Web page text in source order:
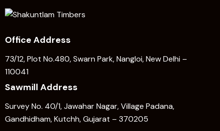
Office Address
73/12, Plot No.480, Swarn Park, Nangloi, New Delhi –
110041
Sawmill Address
Survey No. 40/1, Jawahar Nagar, Village Padana,
Gandhidham, Kutchh, Gujarat – 370205